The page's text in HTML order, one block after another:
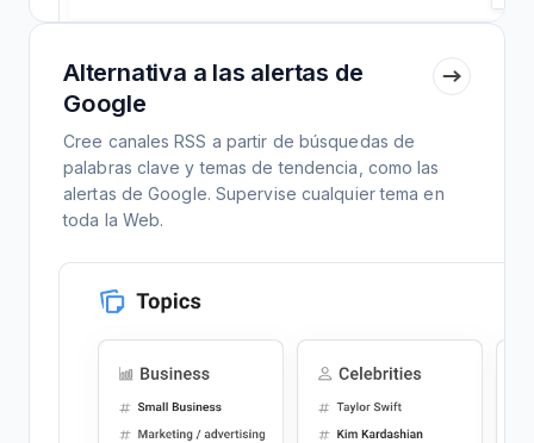
Alternativa a las alertas de
Google
Cree canales RSS a partir de búsquedas de
palabras clave y temas de tendencia, como las
alertas de Google. Supervise cualquier tema en
toda la Web.